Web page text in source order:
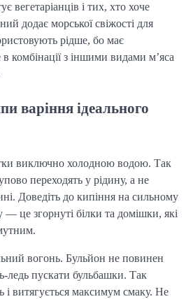
вегетаріанців і тих, хто хоче
додає морської свіжості для
рідше, бо має
комбінації з іншими видами м’яса
варіння ідеального
виключно холодною водою. Так
переходять у рідину, а не
Доведіть до кипіння на сильному
— це згорнуті білки та домішки, які
вогонь. Бульйон не повинен
пускати бульбашки. Так
і витягується максимум смаку. Не